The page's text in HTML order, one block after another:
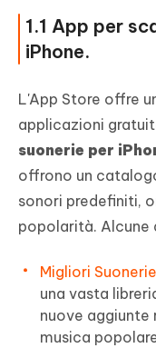
1.1 App per
iPhone.
L'App Store offre
applicazioni
suonerie per
offrono un
sonori predefiniti,
popolarità. Alcune
Migliori
una vasta
nuove
musica